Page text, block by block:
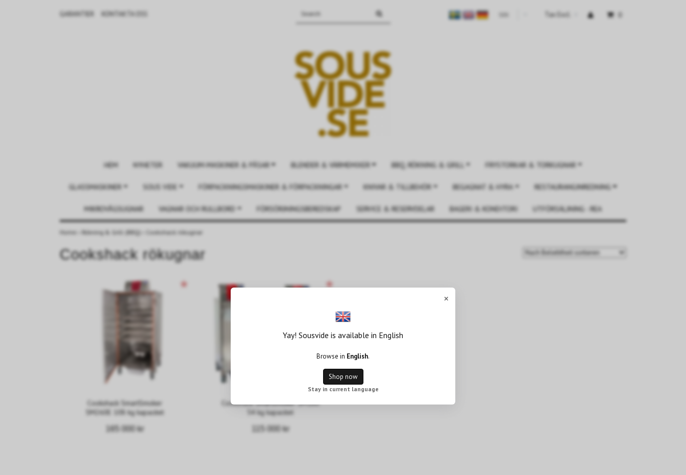
GARANTIER KONTAKTA OSS Tax Excl. 0
HEM NYHETER VAKUUM-MASKINER & PÅSAR BLENDER & VÄRMEMIXER BBQ, RÖKNING & GRILL FRYSTORKAR & TORKUGNAR
GLASSMASKINER SOUS VIDE FÖRPACKNINGSMASKINER & FÖRPACKNINGAR KNIVAR & TILLBEHÖR BEGAGNAT & HYRA RESTAURANGINREDNING
MIKROVÅGSUGNAR VAGNAR OCH RULLBORD FÖRSÖRJNINGSBEREDSKAP SERVICE & RESERVDELAR BAGERI & KONDITORI UTFÖRSÄLJNING - REA
Home Rökning & Grill (BBQ) Cookshack rökugnar
Cookshack rökugnar
Cookshack SmartSmoker
SM260E 108 kg kapacitet
165 000 kr
Cookshack Smartsmoker SM160
54 kg kapacitet
115 000 kr
×
Yay! Sousvide is available in English
Browse in English.
Shop now
Stay in current language